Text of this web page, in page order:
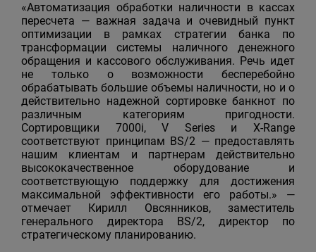
«Автоматизация обработки наличности в кассах
пересчета — важная задача и очевидный пункт
оптимизации в рамках стратегии банка по
трансформации системы наличного денежного
обращения и кассового обслуживания. Речь идет
не только о возможности бесперебойно
обрабатывать большие объемы наличности, но и о
действительно надежной сортировке банкнот по
различным категориям пригодности.
Сортировщики 7000i, V Series и X-Range
соответствуют принципам BS/2 — предоставлять
нашим клиентам и партнерам действительно
высококачественное оборудование и
соответствующую поддержку для достижения
максимальной эффективности его работы.» —
отмечает Кирилл Овсянников, заместитель
генерального директора BS/2, директор по
стратегическому планированию.